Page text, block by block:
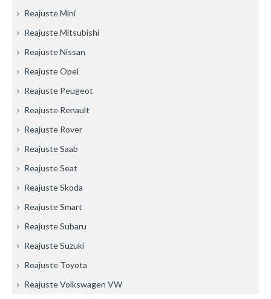
Reajuste Mini
Reajuste Mitsubishi
Reajuste Nissan
Reajuste Opel
Reajuste Peugeot
Reajuste Renault
Reajuste Rover
Reajuste Saab
Reajuste Seat
Reajuste Skoda
Reajuste Smart
Reajuste Subaru
Reajuste Suzuki
Reajuste Toyota
Reajuste Volkswagen VW